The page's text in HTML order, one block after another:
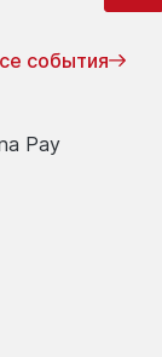
события
Pay